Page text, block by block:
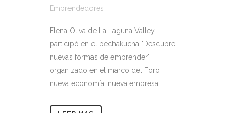
Emprendedores
Elena Oliva de La Laguna Valley,
participó en el pechakucha "Descubre
nuevas formas de emprender"
organizado en el marco del Foro
nueva economía, nueva empresa....